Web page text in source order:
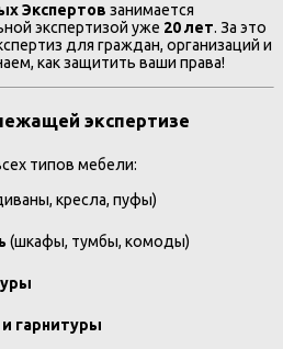
Экспертов занимается
экспертизой уже 20 лет. За это
для граждан, организаций и
как защитить ваши права!
экспертизе
типов мебели:
кресла, пуфы)
(шкафы, тумбы, комоды)
гарнитуры